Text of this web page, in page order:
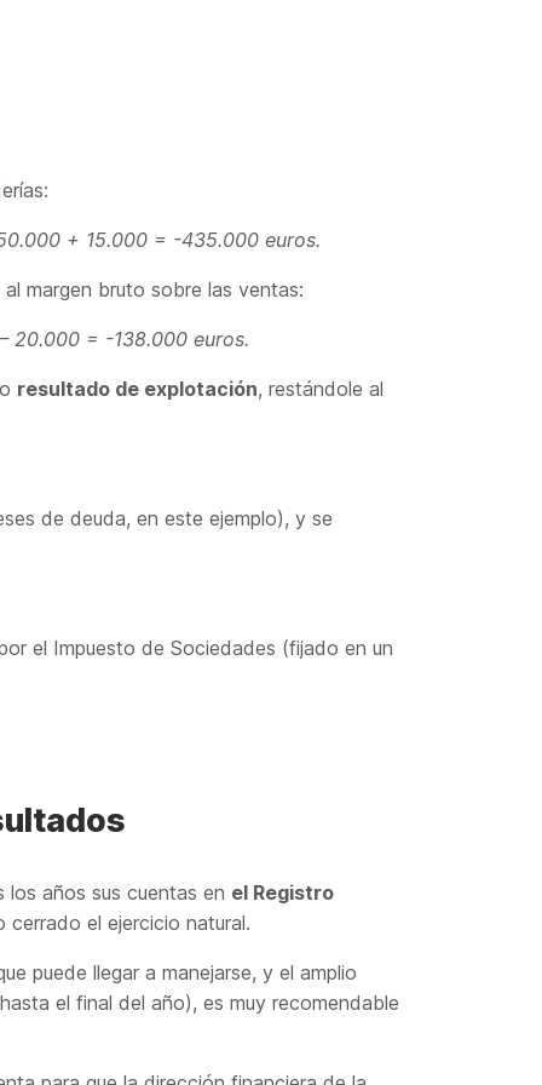
+ 15.000 = -435.000 euros.
margen bruto sobre las ventas:
20.000 = -138.000 euros.
resultado de explotación, restándole al
de deuda, en este ejemplo), y se
el Impuesto de Sociedades (fijado en un
los años sus cuentas en el Registro
cerrado el ejercicio natural.
puede llegar a manejarse, y el amplio
el final del año), es muy recomendable